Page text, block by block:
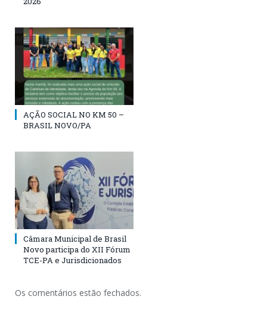
AÇÃO SOCIAL NO KM 50 –
BRASIL NOVO/PA
Câmara Municipal de Brasil
Novo participa do XII Fórum
TCE-PA e Jurisdicionados
Os comentários estão fechados.